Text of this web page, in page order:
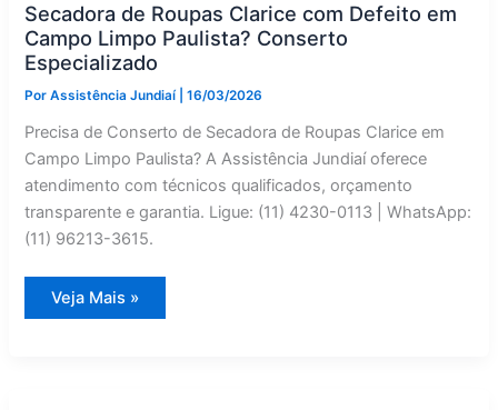
Secadora de Roupas Clarice com Defeito em
Campo Limpo Paulista? Conserto
Especializado
PorAssistência Jundiaí |16/03/2026
Precisa de Conserto de Secadora de Roupas Clarice em
Campo Limpo Paulista? A Assistência Jundiaí oferece
atendimento com técnicos qualificados, orçamento
transparente e garantia. Ligue: (11) 4230-0113 | WhatsApp:
(11) 96213-3615.
Secadora
de
Veja Mais »